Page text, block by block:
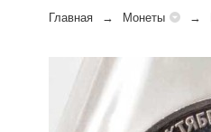
Главная Монеты